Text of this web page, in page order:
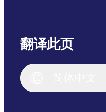
翻译此页
English
English (US)